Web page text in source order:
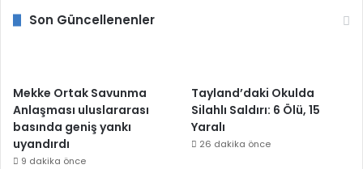
Son Güncellenenler
Mekke Ortak Savunma
Anlaşması uluslararası
basında geniş yankı
uyandırdı
9 dakika önce
Tayland’daki Okulda
Silahlı Saldırı: 6 Ölü, 15
Yaralı
26 dakika önce